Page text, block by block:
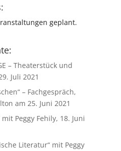
geplant.
– Theaterstück und
Juli 2021
– Fachgespräch,
am 25. Juni 2021
Peggy Fehily, 18. Juni
Literatur“ mit Peggy